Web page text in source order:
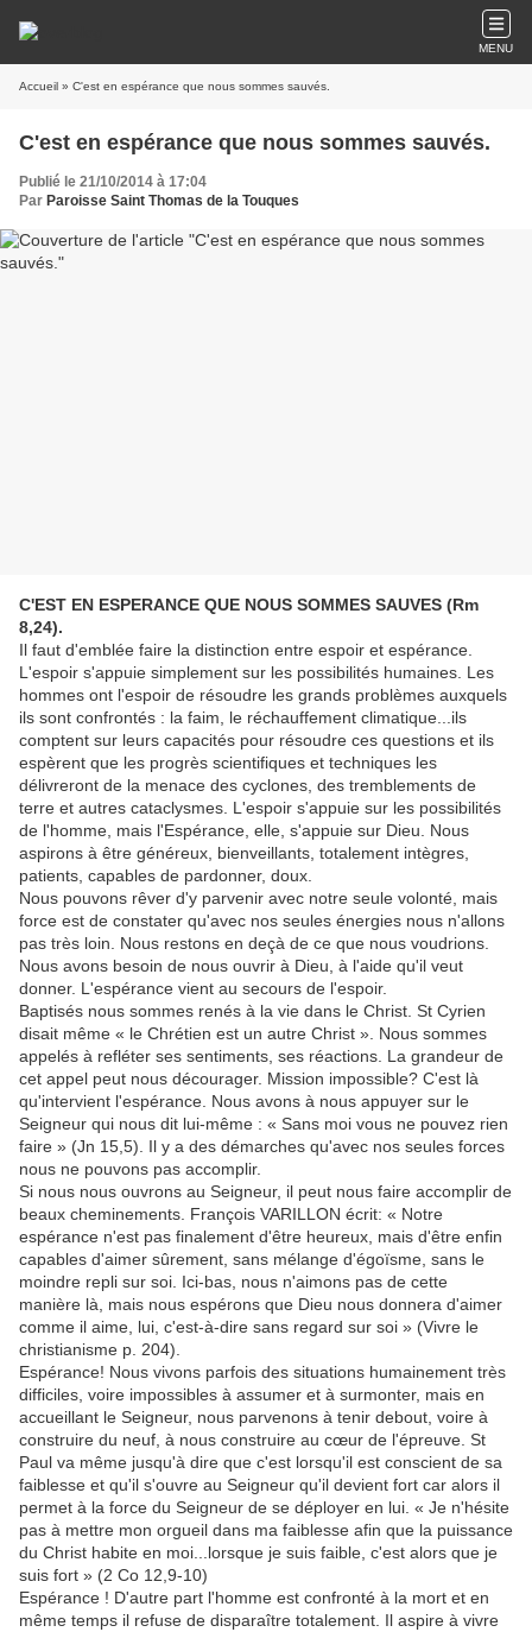
MENU
Accueil » C'est en espérance que nous sommes sauvés.
C'est en espérance que nous sommes sauvés.
Publié le 21/10/2014 à 17:04
Par Paroisse Saint Thomas de la Touques
C'EST EN ESPERANCE QUE NOUS SOMMES SAUVES (Rm
8,24).
Il faut d'emblée faire la distinction entre espoir et espérance.
L'espoir s'appuie simplement sur les possibilités humaines. Les
hommes ont l'espoir de résoudre les grands problèmes auxquels
ils sont confrontés : la faim, le réchauffement climatique...ils
comptent sur leurs capacités pour résoudre ces questions et ils
espèrent que les progrès scientifiques et techniques les
délivreront de la menace des cyclones, des tremblements de
terre et autres cataclysmes. L'espoir s'appuie sur les possibilités
de l'homme, mais l'Espérance, elle, s'appuie sur Dieu. Nous
aspirons à être généreux, bienveillants, totalement intègres,
patients, capables de pardonner, doux.
Nous pouvons rêver d'y parvenir avec notre seule volonté, mais
force est de constater qu'avec nos seules énergies nous n'allons
pas très loin. Nous restons en deçà de ce que nous voudrions.
Nous avons besoin de nous ouvrir à Dieu, à l'aide qu'il veut
donner. L'espérance vient au secours de l'espoir.
Baptisés nous sommes renés à la vie dans le Christ. St Cyrien
disait même « le Chrétien est un autre Christ ». Nous sommes
appelés à refléter ses sentiments, ses réactions. La grandeur de
cet appel peut nous décourager. Mission impossible? C'est là
qu'intervient l'espérance. Nous avons à nous appuyer sur le
Seigneur qui nous dit lui-même : « Sans moi vous ne pouvez rien
faire » (Jn 15,5). Il y a des démarches qu'avec nos seules forces
nous ne pouvons pas accomplir.
Si nous nous ouvrons au Seigneur, il peut nous faire accomplir de
beaux cheminements. François VARILLON écrit: « Notre
espérance n'est pas finalement d'être heureux, mais d'être enfin
capables d'aimer sûrement, sans mélange d'égoïsme, sans le
moindre repli sur soi. Ici-bas, nous n'aimons pas de cette
manière là, mais nous espérons que Dieu nous donnera d'aimer
comme il aime, lui, c'est-à-dire sans regard sur soi » (Vivre le
christianisme p. 204).
Espérance! Nous vivons parfois des situations humainement très
difficiles, voire impossibles à assumer et à surmonter, mais en
accueillant le Seigneur, nous parvenons à tenir debout, voire à
construire du neuf, à nous construire au cœur de l'épreuve. St
Paul va même jusqu'à dire que c'est lorsqu'il est conscient de sa
faiblesse et qu'il s'ouvre au Seigneur qu'il devient fort car alors il
permet à la force du Seigneur de se déployer en lui. « Je n'hésite
pas à mettre mon orgueil dans ma faiblesse afin que la puissance
du Christ habite en moi...lorsque je suis faible, c'est alors que je
suis fort » (2 Co 12,9-10)
Espérance ! D'autre part l'homme est confronté à la mort et en
même temps il refuse de disparaître totalement. Il aspire à vivre